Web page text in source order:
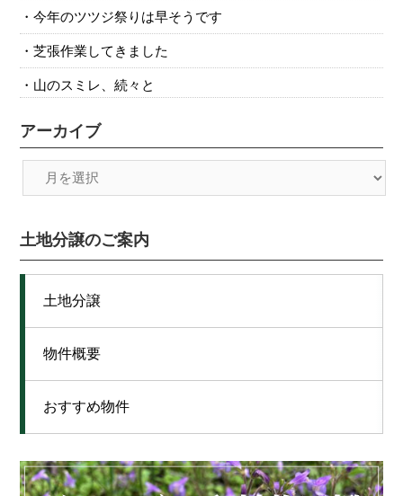
今年のツツジ祭りは早そうです
芝張作業してきました
山のスミレ、続々と
アーカイブ
土地分譲のご案内
土地分譲
物件概要
おすすめ物件